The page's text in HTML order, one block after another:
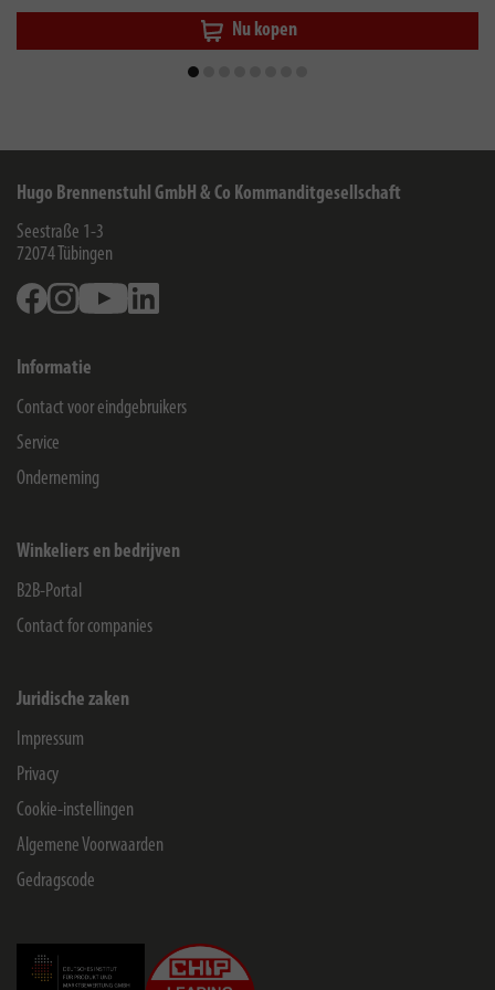
Nu kopen
Hugo Brennenstuhl GmbH & Co Kommanditgesellschaft
Seestraße 1-3
72074 Tübingen
FacebookInstagramYoutube
Informatie
Contact voor eindgebruikers
Service
Onderneming
Winkeliers en bedrijven
B2B-Portal
Contact for companies
Juridische zaken
Impressum
Privacy
Cookie-instellingen
Algemene Voorwaarden
Gedragscode